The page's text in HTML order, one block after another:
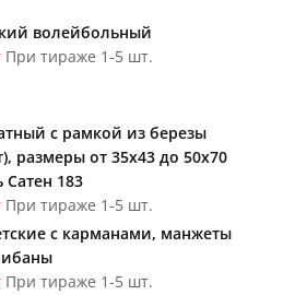
волейбольный
При тираже 1-5 шт.
с рамкой из березы
размеры от 35х43 до 50х70
Сатен 183
При тираже 1-5 шт.
с карманами, манжеты
При тираже 1-5 шт.